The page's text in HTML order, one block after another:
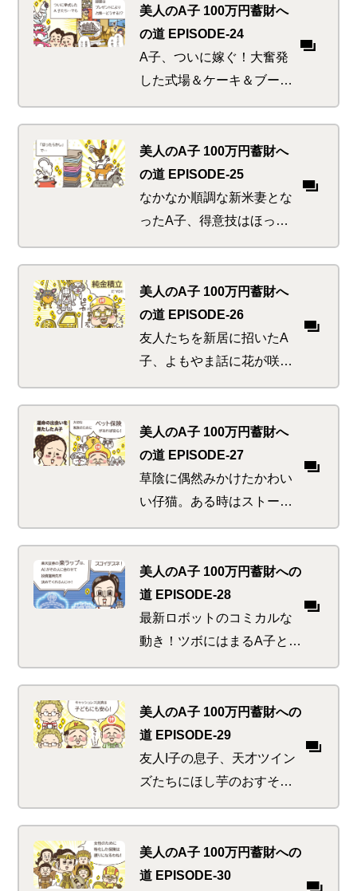
ころが次から次へと散財ピ
ンチが襲い来る。果たしてA
子は無事に挙式までこぎつ
けることができるのか。
美人のA子 100万円蓄財へ
の道 EPISODE-24
A子、ついに嫁ぐ！大奮発
した式場＆ケーキ＆ブーケ
＆ドレス…。楽しい宴は瞬
く間に進み、残った祝賀の
品によってリビングは占拠
される。
美人のA子 100万円蓄財へ
の道 EPISODE-25
なかなか順調な新米妻とな
ったA子、得意技はほった
らかしの煮込み料理と洗濯
物のタワー作り。しかし、
K太郎の嫁となったからに
は果たさねばならない責務
が…
美人のA子 100万円蓄財へ
の道 EPISODE-26
友人たちを新居に招いたA
子、よもやま話に花が咲
く。偶然か必然か、今回の
話題には謎の共通点が。金
賞、黄金風呂、金粉浅漬
け…。極めつけはやっぱり
強烈個性のあの先輩
美人のA子 100万円蓄財へ
の道 EPISODE-27
草陰に偶然みかけたかわい
い仔猫。ある時はストーキ
ング、またある時はボンネ
ットで日光浴、何度も出会
ううち、これはもはや運命
か！と思ったそばから頭を
悩ます問題が…
美人のA子 100万円蓄財への
道 EPISODE-28
最新ロボットのコミカルな
動き！ツボにはまるA子とK
太郎。便利で面白くてかわ
いくて、ロボの魅力にちょ
っとお金をつぎ込んでしま
い「あ、神に怒られる！」
と思った刹那…
美人のA子 100万円蓄財への
道 EPISODE-29
友人I子の息子、天才ツイン
ズたちにほし芋のおすそ分
け。なんと彼ら、お小遣い
をあげようとお財布を開く
も断ってくるというウワ
サ。駄菓子屋にまっしぐら
美人のA子 100万円蓄財への
道 EPISODE-30